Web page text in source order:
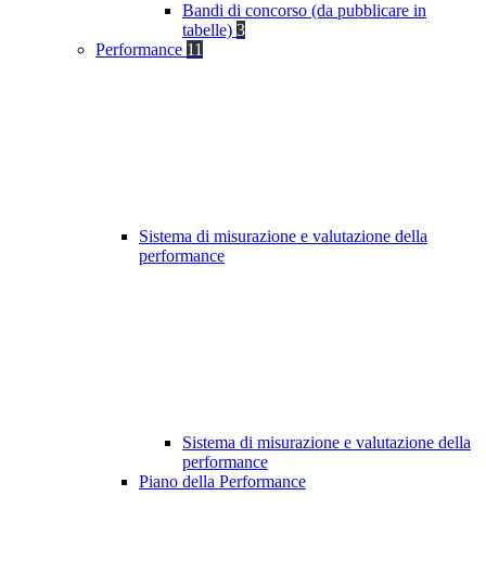
Bandi di concorso (da pubblicare in
tabelle) 3
Performance 11
Sistema di misurazione e valutazione della
performance
Sistema di misurazione e valutazione della
performance
Piano della Performance